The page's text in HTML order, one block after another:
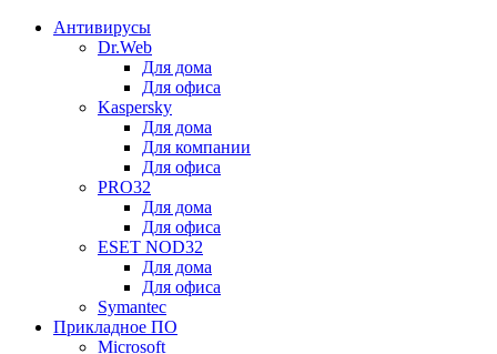
Антивирусы
Dr.Web
Для дома
Для офиса
Kaspersky
Для дома
Для компании
Для офиса
PRO32
Для дома
Для офиса
ESET NOD32
Для дома
Для офиса
Symantec
Прикладное ПО
Microsoft